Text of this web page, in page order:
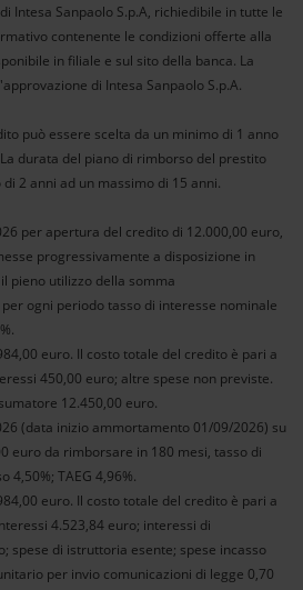
Intesa Sanpaolo S.p.A, richiedibile in tutte le
contenente le condizioni offerte alla
in filiale e sul sito della banca. La
di Intesa Sanpaolo S.p.A.
può essere scelta da un minimo di 1 anno
durata del piano di rimborso del prestito
2 anni ad un massimo di 15 anni.
per apertura del credito di 12.000,00 euro,
progressivamente a disposizione in
pieno utilizzo della somma
ogni periodo tasso di interesse nominale
euro. Il costo totale del credito è pari a
450,00 euro; altre spese non previste.
12.450,00 euro.
(data inizio ammortamento 01/09/2026) su
euro da rimborsare in 180 mesi, tasso di
4,50%; TAEG 4,96%.
euro. Il costo totale del credito è pari a
4.523,84 euro; interessi di
spese di istruttoria esente; spese incasso
per invio comunicazioni di legge 0,70